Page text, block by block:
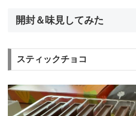
開封＆味見してみた
スティックチョコ